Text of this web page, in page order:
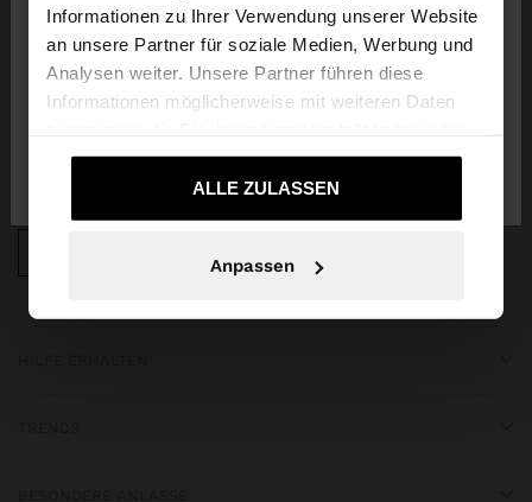
Informationen zu Ihrer Verwendung unserer Website
an unsere Partner für soziale Medien, Werbung und
Analysen weiter. Unsere Partner führen diese
Informationen möglicherweise mit weiteren Daten
die sie im Rahmen Ihrer Nutzung der Dienste
gesammelt haben.ALLE ZULASSEN
Anpassen
Möchten Sie unsere United States Website
Deutschland
Ja, bringen Sie mich
zu United States
und erhalte 10% rabatt
APP DOWNLOAD